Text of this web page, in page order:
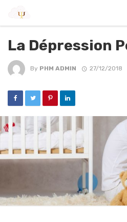
La Dépression
By PHM ADMIN 27/12/2018